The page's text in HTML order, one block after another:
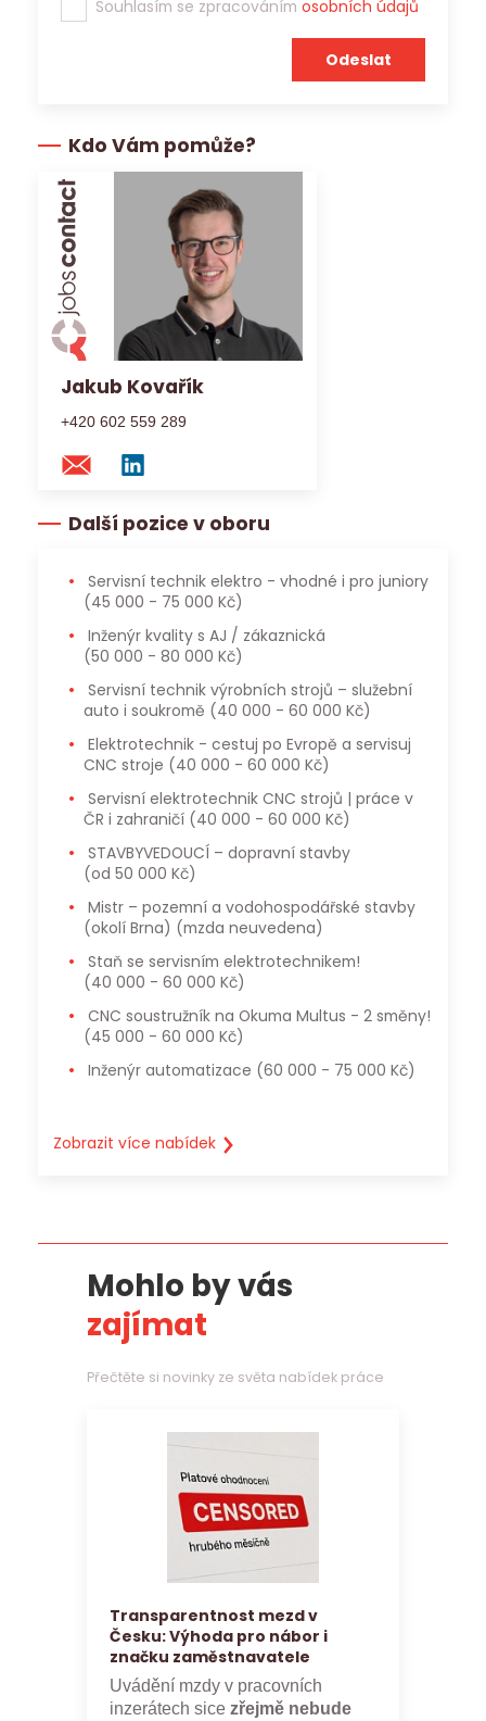
Souhlasím se zpracováním osobních údajů
Kdo Vám pomůže?
Jakub Kovařík
+420 602 559 289
Další pozice v oboru
Servisní technik elektro - vhodné i pro juniory
(45 000 - 75 000 Kč)
Inženýr kvality s AJ / zákaznická
(50 000 - 80 000 Kč)
auto i soukromě (40 000 - 60 000 Kč)
CNC stroje (40 000 - 60 000 Kč)
ČR i zahraničí (40 000 - 60 000 Kč)
STAVBYVEDOUCÍ – dopravní stavby
(od 50 000 Kč)
(okolí Brna) (mzda neuvedena)
Staň se servisním elektrotechnikem!
(40 000 - 60 000 Kč)
CNC soustružník na Okuma Multus - 2 směny!
(45 000 - 60 000 Kč)
Inženýr automatizace (60 000 - 75 000 Kč)
Zobrazit více nabídek
Mohlo by vás
zajímat
Přečtěte si novinky ze světa nabídek práce
Transparentnost mezd v
Česku: Výhoda pro nábor i
značku zaměstnavatele
Uvádění mzdy v pracovních
inzerátech sice zřejmě nebude